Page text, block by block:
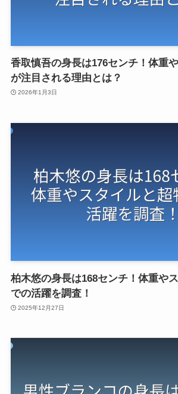
香取慎吾の身長は176センチ！体重
が注目される理由とは？
2026年1月3日
柏木悠の身長は168センチ！体重や
での活躍を調査！
2025年12月27日